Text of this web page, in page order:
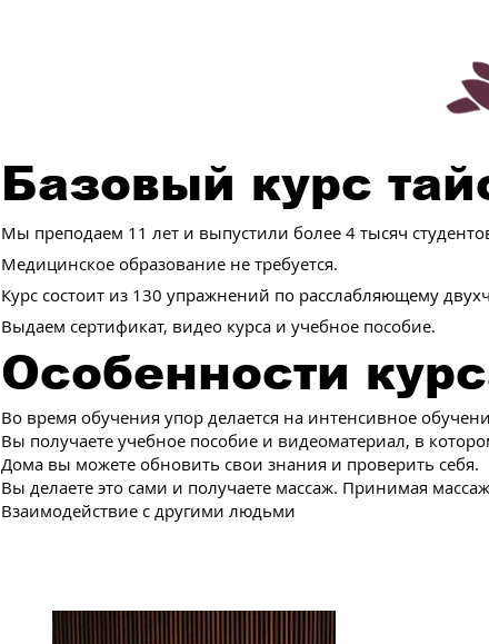
Базовый курс
Мы преподаем 11 лет и выпустили более 4 тысяч
Медицинское образование не требуется.
Курс состоит из 130 упражнений по расслабляющему
Выдаем сертификат, видео курса и учебное пособие.
Особенности
Во время обучения упор делается на интенсивное
Вы получаете учебное пособие и видеоматериал, в
Дома вы можете обновить свои знания и проверить себя.
Вы делаете это сами и получаете массаж. Принимая
Взаимодействие с другими людьми